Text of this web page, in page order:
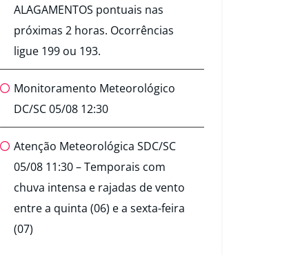
ALAGAMENTOS pontuais nas
próximas 2 horas. Ocorrências
ligue 199 ou 193.
Monitoramento Meteorológico
DC/SC 05/08 12:30
Atenção Meteorológica SDC/SC
05/08 11:30 – Temporais com
chuva intensa e rajadas de vento
entre a quinta (06) e a sexta-feira
(07)